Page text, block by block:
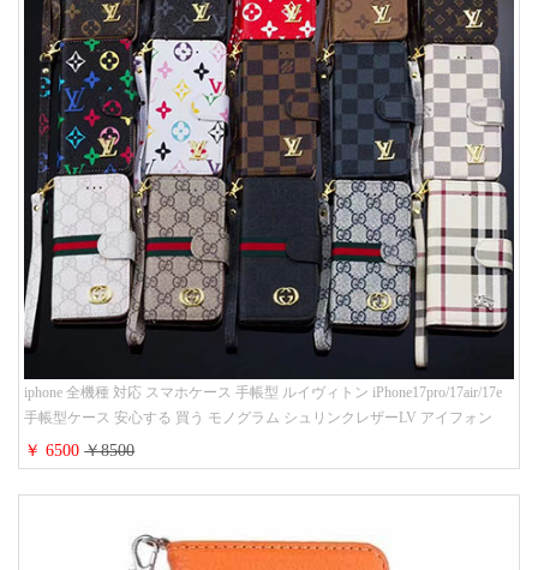
iphone 全機種 対応 スマホケース 手帳型 ルイヴィトン iPhone17pro/17air/17e
手帳型ケース 安心する 買う モノグラム シュリンクレザーLV アイフォン
16/16promaxスマホケース 手帳 多機能 グッチiphone15pro/14/13携帯ケース 大
人 レディース メンズ ストラップ付き
￥ 6500￥8500